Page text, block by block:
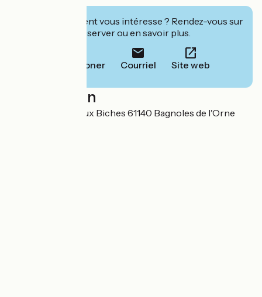
Cet établissement vous intéresse ? Rendez-vous sur
leur site pour réserver ou en savoir plus.
Téléphoner Courriel Site web
Localisation
Château du Gué aux Biches 61140 Bagnoles de l'Orne